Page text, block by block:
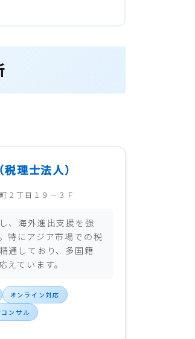
理士法人）
２丁目１９－３Ｆ
、海外進出支援を強
特にアジア市場での税
通しており、多国籍
えています。
オンライン対応
ンサル